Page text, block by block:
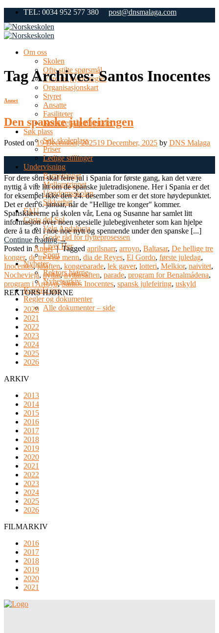
Skip
content
TEL: 0034 952 577 380 post@dnsmalaga.com
Om oss
Skolen
Ofte stilte spørsmål
Våre tre gylne regler
Organisasjonskart
Styret
Ansatte
Fasiliteter
Kontorets åpningstider
Søk plass
Søk skoleplass
Priser
Ledige stillinger
Undervisning
Barnetrinnet
Mellomtrinnet
Ungdomsskolen
Sikkerhet
FAU
Costa del Sol
Velg Andalucia
Gode råd for flytteprosessen
Livet Her
Sport
Nyheter
Rektors hjørne
Nyhetsarkiv
Kontakt oss
Regler og dokumenter
Alle dokumenter – side
Tag Archives:Santos Inocentes
Annet
Den spanske julefeiringen
Posted on19 December, 202519 December, 2025 by DNS Malaga
Dec
For dere som skal feire jul i Spania for første gang, kan det være
nyttig å vite litt om de spanske juletradisjonene. Her i Spania er det
for eksempel ikke den 24. desember som er det store høydepunktet.
Det er den 6. januar, når de "Hellige tre konger" kommer.
Spansklærerne på skolen vår, Lena og Susanne har samlet litt
informasjon over noen spesielle julebegivenheter som kan hjelpe
dere å ta del i noe noe nytt og spennende under den spanske [...]
Continue reading→
Posted in Annet | Tagged aprilsnarr, arroyo, Baltasar, De hellige tre
konger, de tre vise menn, dia de Reyes, El Gordo, første juledag,
Inocentes,julaften, kongeparade, lek gaver, lotteri, Melkior, naivitet,
Nochevieja, nyttår,nyttårsaften, parade, program for Benalmádena,
program i Arroyo,Santos Inocentes, spansk julefeiring, uskyld
REKTORS HJØRNE
2020
2021
2022
2023
2024
2025
2026
ARKIV
2013
2014
2015
2016
2017
2018
2019
2020
2021
2022
2023
2024
2025
2026
FILMARKIV
2016
2017
2018
2019
2020
2021